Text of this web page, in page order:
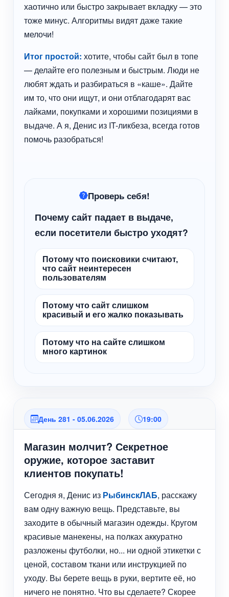
хаотично или быстро закрывает вкладку — это
тоже минус. Алгоритмы видят даже такие
мелочи!
Итог простой: хотите, чтобы сайт был в топе
— делайте его полезным и быстрым. Люди не
любят ждать и разбираться в «каше». Дайте
им то, что они ищут, и они отблагодарят вас
лайками, покупками и хорошими позициями в
выдаче. А я, Денис из IT-ликбеза, всегда готов
помочь разобраться!
Проверь себя!
Почему сайт падает в выдаче,
если посетители быстро уходят?
Потому что поисковики считают,
что сайт неинтересен
пользователям
Потому что сайт слишком
красивый и его жалко показывать
Потому что на сайте слишком
много картинок
День 281 - 05.06.2026 19:00
Магазин молчит? Секретное
оружие, которое заставит
клиентов покупать!
Сегодня я, Денис из РыбинскЛАБ, расскажу
вам одну важную вещь. Представьте, вы
заходите в обычный магазин одежды. Кругом
красивые манекены, на полках аккуратно
разложены футболки, но... ни одной этикетки с
ценой, составом ткани или инструкцией по
уходу. Вы берете вещь в руки, вертите её, но
ничего не понятно. Что вы сделаете? Скорее